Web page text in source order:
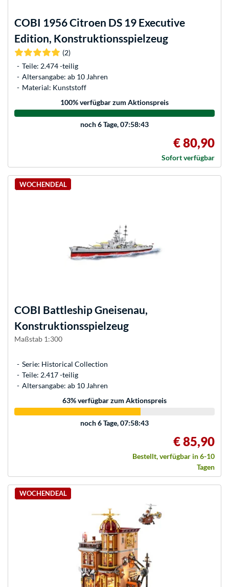
COBI 1956 Citroen DS 19 Executive
Edition, Konstruktionsspielzeug
(2)
Teile: 2.474 -teilig
Altersangabe: ab 10 Jahren
Material: Kunststoff
100% verfügbar zum Aktionspreis
noch6 Tage, 07:58:43
€ 80,90
Sofort verfügbar
WOCHENDEAL
COBI Battleship Gneisenau,
Konstruktionsspielzeug
Maßstab 1:300
Serie: Historical Collection
Teile: 2.417 -teilig
Altersangabe: ab 10 Jahren
63% verfügbar zum Aktionspreis
noch6 Tage, 07:58:43
€ 85,90
Bestellt, verfügbar in 6-10
Tagen
WOCHENDEAL